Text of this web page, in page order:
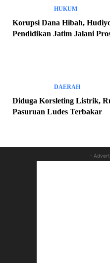
HUKUM
Korupsi Dana Hibah,
Pendidikan Jatim Jalani
DAERAH
Diduga Korsleting Listrik,
Pasuruan Ludes Terbakar
-